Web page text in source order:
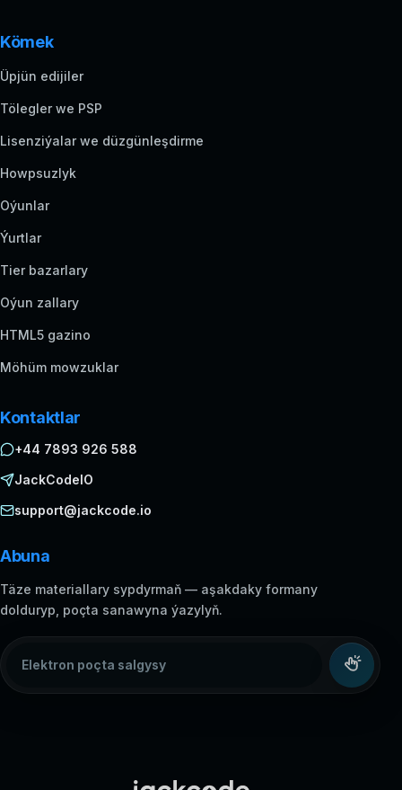
Kömek
Üpjün edijiler
Tölegler we PSP
Lisenziýalar we düzgünleşdirme
Howpsuzlyk
Oýunlar
Ýurtlar
Tier bazarlary
Oýun zallary
HTML5 gazino
Möhüm mowzuklar
Kontaktlar
+44 7893 926 588
JackCodeIO
support@jackcode.io
Abuna
Täze materiallary sypdyrmaň — aşakdaky formany
dolduryp, poçta sanawyna ýazylyň.